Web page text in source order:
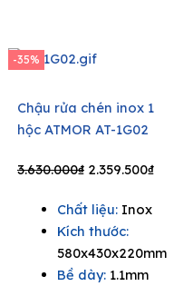
-35%
Chậu rửa chén inox 1
hộc ATMOR AT-1G02
3.630.000₫ Original
was:
3.630.000₫.
2.359.500₫
Chất liệu:Inox
Kích thước:
580x430x220mm
Bề dày:1.1mm